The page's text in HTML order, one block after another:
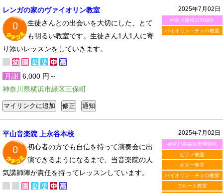
2025年7月02日
神奈川県横浜市緑区
バイオリン・チェロ教室
レンガの家のヴァイオリン教室
0
生徒さんとの出会いを大切にした、とて
も明るい教室です。生徒さん1人1人に寄
り添いレッスンをしていきます。
月謝 6,000 円～
神奈川県横浜市緑区三保町
2025年7月02日
神奈川県横浜市港南区
ピアノ教室
ギター教室
バイオリン・チェロ教室
フルート教室
平山音楽院 上永谷本校
0
初心者の方でも自信を持って演奏会に出
演できるようになるまで、当音楽院の人
気講師陣が責任を持ってレッスンしています。